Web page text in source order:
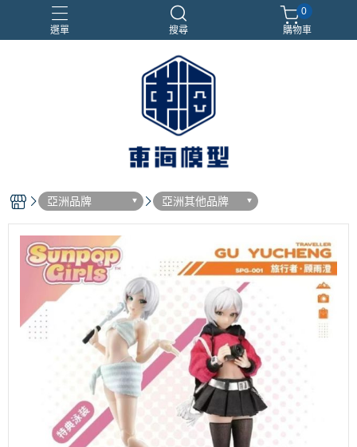
選單 搜尋
合金車
閃電霹靂車
電子雞/塔麻可吉/塔麻歌子
0
購物車
亞洲品牌 亞洲其他品牌